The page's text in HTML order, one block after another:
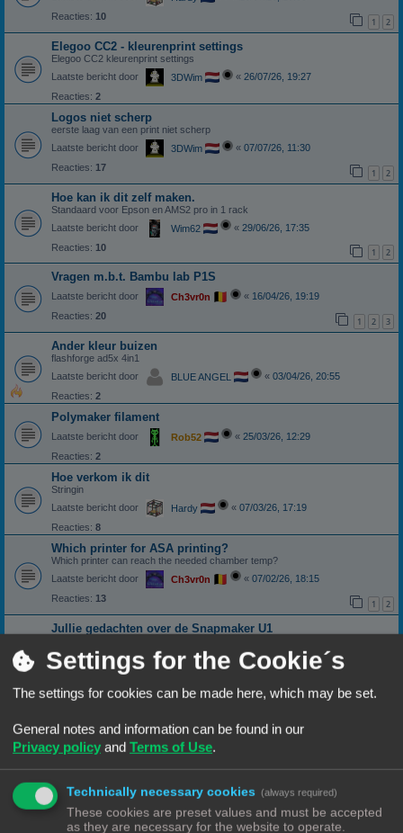
Reacties: 10 1 2
Elegoo CC2 - kleurenprint settings
Elegoo CC2 kleurenprint settings
Laatste bericht door
3DWim « 26/07/26, 19:27
Reacties: 2
Logos niet scherp
eerste laag van een print niet scherp
Laatste bericht door
3DWim « 07/07/26, 11:30
Reacties: 17 1 2
Hoe kan ik dit zelf maken.
Standaard voor Epson en AMS2 pro in 1 rack
Laatste bericht door
Wim62 « 29/06/26, 17:35
Reacties: 10 1 2
Vragen m.b.t. Bambu lab P1S
Laatste bericht door Ch3vr0n « 16/04/26, 19:19
Reacties: 20 1 2 3
Ander kleur buizen
flashforge ad5x 4in1
Laatste bericht door
BLUE ANGEL « 03/04/26, 20:55
Reacties: 2
Polymaker filament
Laatste bericht door Rob52 « 25/03/26, 12:29
Reacties: 2
Hoe verkom ik dit
Stringin
Laatste bericht door
Hardy « 07/03/26, 17:19
Reacties: 8
Which printer for ASA printing?
Which printer can reach the needed chamber temp?
Laatste bericht door
Ch3vr0n « 07/02/26, 18:15
Reacties: 13 1 2
Jullie gedachten over de Snapmaker U1
Laatste bericht door
Ch3vr0n «17/12/25, 15:45
Laatste bericht door NineLizards «06/12/25, 22:40
Reacties:17
Laatste bericht door NineLizards «06/12/25, 22:37
Reacties:19
Settings for the Cookie´s
The settings for cookies can be made here, which may be set.
General notes and information can be found in our
Privacy policy and Terms of Use.
Technically necessary cookies (always required)
These cookies are preset values and must be accepted
as they are necessary for the website to operate.